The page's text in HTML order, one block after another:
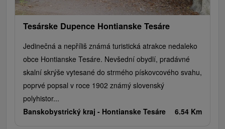
Tesárske Dupence Hontianske Tesáre
Jedinečná a nepříliš známá turistická atrakce nedaleko
obce Hontianske Tesáre. Nevšední obydlí, pradávné
skalní skrýše vytesané do strmého pískovcového svahu,
poprvé popsal v roce 1902 známý slovenský
polyhistor...
Banskobystrický kraj - Hontianske Tesáre 6.54 Km